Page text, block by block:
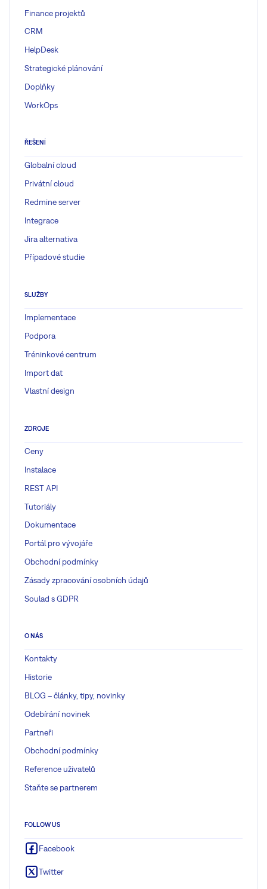
Finance projektů
CRM
HelpDesk
Strategické plánování
Doplňky
WorkOps
ŘEŠENÍ
Globalní cloud
Privátní cloud
Redmine server
Integrace
Jira alternativa
Případové studie
SLUŽBY
Implementace
Podpora
Tréninkové centrum
Import dat
Vlastní design
ZDROJE
Ceny
Instalace
REST API
Tutoriály
Dokumentace
Portál pro vývojáře
Obchodní podmínky
Zásady zpracování osobních údajů
Soulad s GDPR
O NÁS
Kontakty
Historie
BLOG – články, tipy, novinky
Odebírání novinek
Partneři
Obchodní podmínky
Reference uživatelů
Staňte se partnerem
FOLLOW US
Facebook
Twitter